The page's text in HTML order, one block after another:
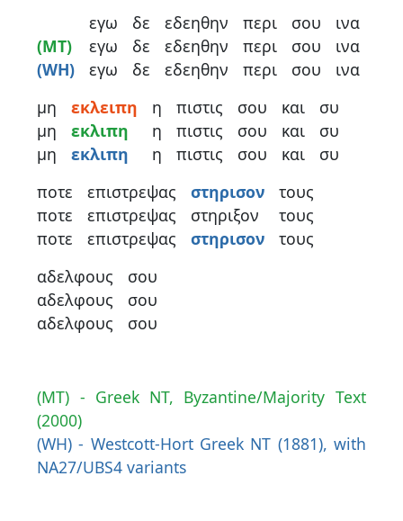
(MT)
(WH)
εγω
εγω
εγω
δε
δε
δε
εδεηθην
εδεηθην
εδεηθην
περι
περι
περι
σου
σου
σου
ινα
ινα
ινα
μη
μη
μη
εκλειπη
εκλιπη
εκλιπη
η
η
η
πιστις
πιστις
πιστις
σου
σου
σου
και
και
και
συ
συ
συ
ποτε
ποτε
ποτε
επιστρεψας
επιστρεψας
επιστρεψας
στηρισον
στηριξον
στηρισον
τους
τους
τους
αδελφους
αδελφους
αδελφους
σου
σου
σου
(MT) - Greek NT, Byzantine/Majority Text
(2000)
(WH) - Westcott-Hort Greek NT (1881), with
NA27/UBS4 variants